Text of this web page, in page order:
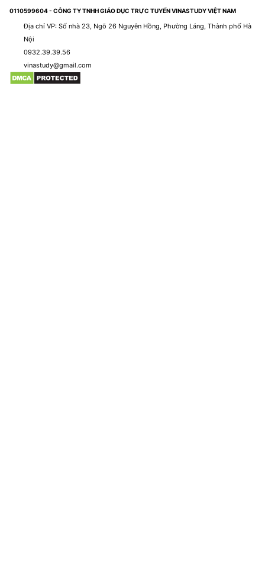
0110599604 - CÔNG TY TNHH GIÁO DỤC TRỰC TUYẾN VINASTUDY VIỆT NAM
Địa chỉ VP: Số nhà 23, Ngõ 26 Nguyên Hồng, Phường Láng, Thành phố Hà
Nội
0932.39.39.56
vinastudy@gmail.com